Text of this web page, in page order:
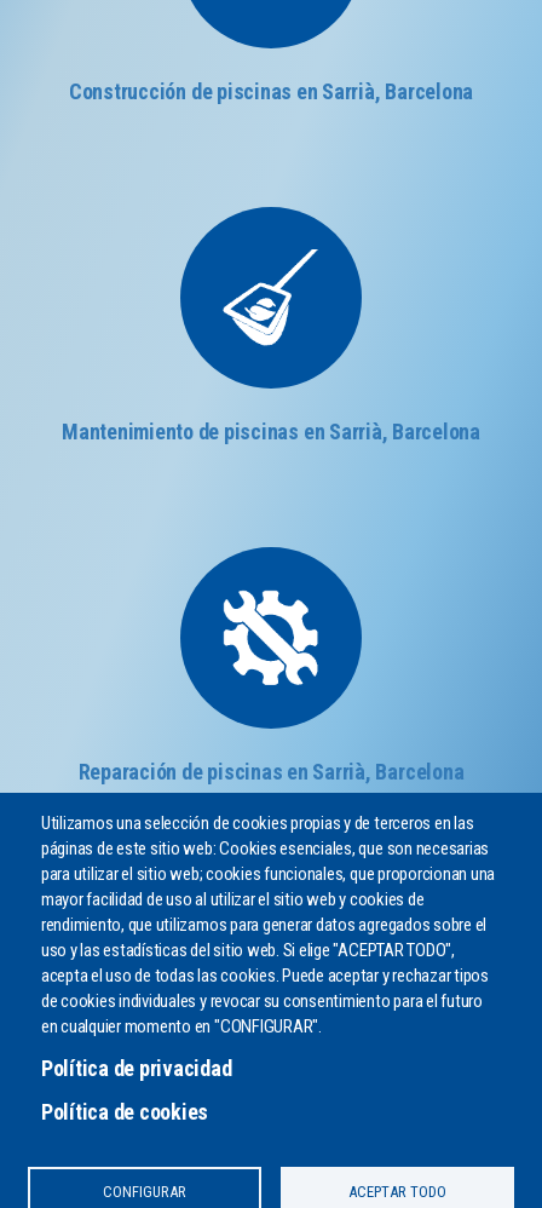
Construcción de piscinas en Sarrià, Barcelona
Mantenimiento de piscinas en Sarrià, Barcelona
Reparación de piscinas en Sarrià, Barcelona
Utilizamos una selección de cookies propias y de terceros en las
páginas de este sitio web: Cookies esenciales, que son necesarias
para utilizar el sitio web; cookies funcionales, que proporcionan una
mayor facilidad de uso al utilizar el sitio web y cookies de
rendimiento, que utilizamos para generar datos agregados sobre el
uso y las estadísticas del sitio web. Si elige "ACEPTAR TODO",
acepta el uso de todas las cookies. Puede aceptar y rechazar tipos
de cookies individuales y revocar su consentimiento para el futuro
en cualquier momento en "CONFIGURAR".
Política de privacidad
Política de cookies
CONFIGURAR ACEPTAR TODO
¿PODEMOS AYUDARLE?
Envíenos un mensaje o llámenos por teléfono
CONTACTO